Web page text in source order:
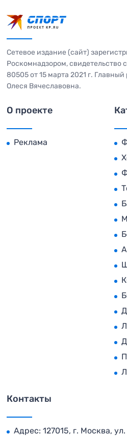
Сетевое издание (сайт)
Роскомнадзором,
80505 от 15 марта 2021 г.
Олеся Вячеславовна.
О проекте
Реклама
Контакты
Адрес: 127015, г. Москва,